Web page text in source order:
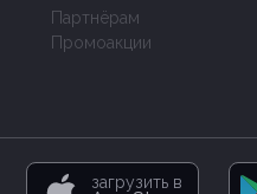
Партнёрам
Промоакции
загрузить в